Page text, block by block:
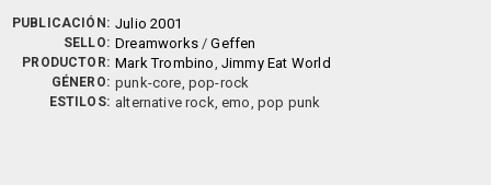
PUBLICACIÓN: Julio 2001
SELLO: Dreamworks/Geffen
PRODUCTOR: Mark Trombino, Jimmy Eat World
GÉNERO: punk-core, pop-rock
ESTILOS: alternative rock, emo, pop punk